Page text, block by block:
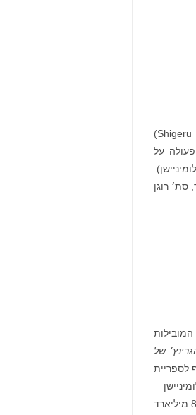
הוא סרט אנימציה בהפקת כריס מלדנדרי מחברת אילומיניישן ושיגרו מיאמוטו (Shigeru Miyamoto)
סת׳ רוגן
המובילות
של
לספריית
–
הכוללים כמה מהדמויות הבולטות והזכורות ביותר, שמשכו קהלים בכל העולם ובעלי רלוונטיות תרבותית – גרפו למעלה מ-8 מיליארד